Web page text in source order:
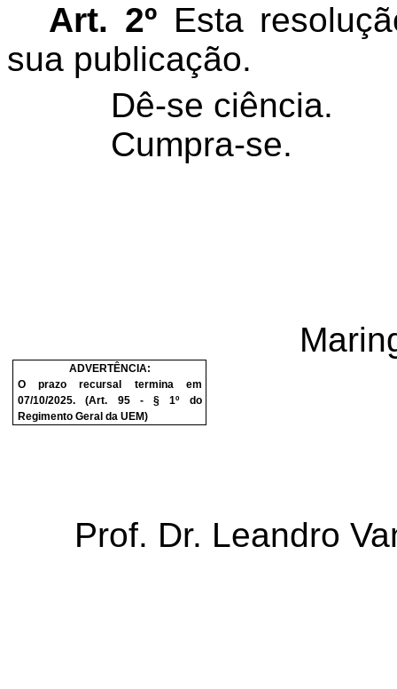
Art. 2º Esta
sua publicação.
Dê-se ciência.
Cumpra-
ADVERTÊNCIA:
O prazo recursal termina em
07/10/2025. (Art. 95 - § 1º do
Regimento Geral da UEM)
Prof. Dr. Leandro